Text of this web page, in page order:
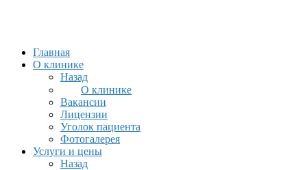
Главная
О клинике
Назад
О клинике
Вакансии
Лицензии
Уголок пациента
Фотогалерея
Услуги и цены
Назад